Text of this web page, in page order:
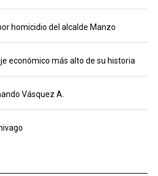
homicidio del alcalde Manzo
económico más alto de su historia
Vásquez A.